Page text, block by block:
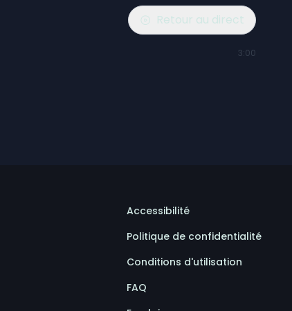
Retour au direct
3:00
Accessibilité
Politique de confidentialité
Conditions d'utilisation
FAQ